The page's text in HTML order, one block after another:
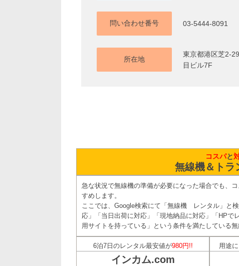
問い合わせ番号 03-5444-8091
所在地
東京都港区芝2-
目ビル7F
コスパと
無線機＆トラ
急な状況で無線機の準備が必要になった場合でも、
すめします。
ここでは、Google検索にて「無線機 レンタル」と
応」「当日出荷に対応」「現地納品に対応」「HP
用サイトを持っている」という条件を満たしている
6泊7日のレンタル最安値が980円!! 用途
インカム.com